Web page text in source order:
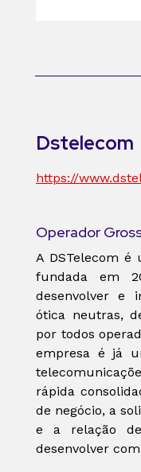
Dstelecom
https://
Operador
A DSTelecom é
fundada em
desenvolver e
ótica neutras,
por todos
empresa é já
rápida
de negócio, a
e a relação
desenvolver